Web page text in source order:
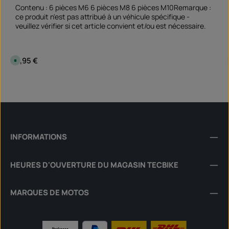
Contenu : 6 pièces M6 6 pièces M8 6 pièces M10Remarque :
ce produit n'est pas attribué à un véhicule spécifique -
veuillez vérifier si cet article convient et/ou est nécessaire.
Prix régulier :
D
i
b
é
l
e
l
r
a
9,95 €
INFORMATIONS
HEURES D'OUVERTURE DU MAGASIN TECBIKE
MARQUES DE MOTOS